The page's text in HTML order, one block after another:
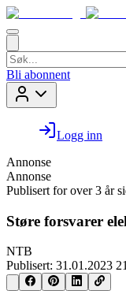
Bli abonnent
Logg inn
Annonse
Annonse
Publisert for over 3 år
Støre forsvarer
NTB
Publisert: 31.01.2023